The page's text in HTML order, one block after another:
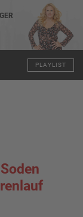
PLAYLIST